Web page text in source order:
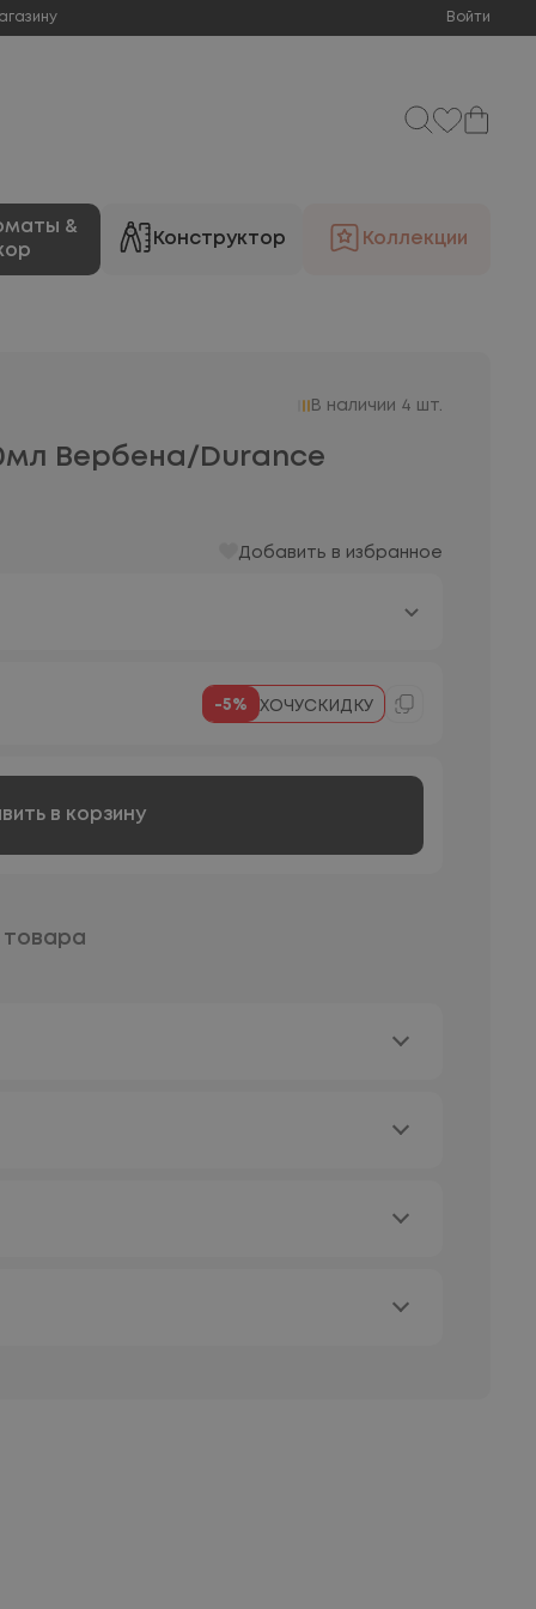
Войти
&
Конструктор Коллекции
В наличии 4 шт.
Вербена/Durance
Добавить в избранное
-5% ХОЧУСКИДКУ
в корзину
товара